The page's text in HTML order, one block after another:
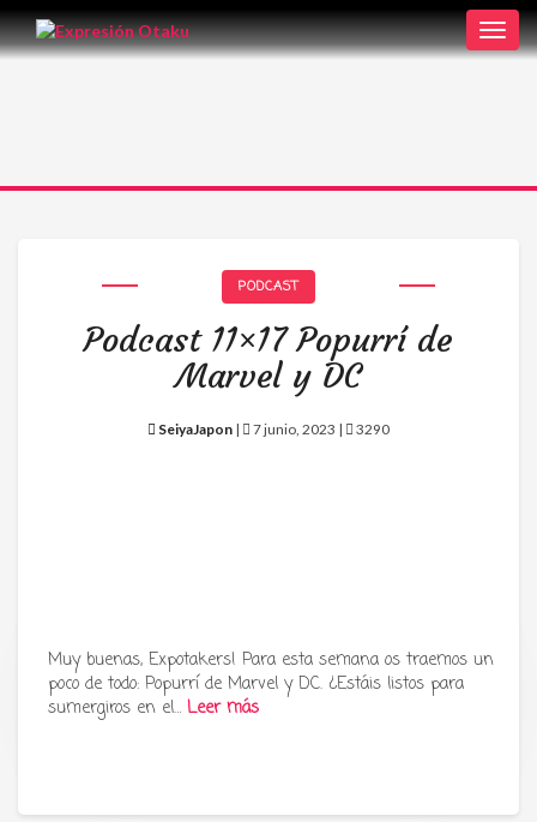
Tu radio y podcast sobre manga,
anime y cultura japonesa ツ
PODCAST
Podcast 11×17 Popurrí de
Marvel y DC
SeiyaJapon | 7 junio, 2023 | 3290
Muy buenas, Expotakers! Para esta semana os traemos un
poco de todo: Popurrí de Marvel y DC. ¿Estáis listos para
sumergiros en el… Leer más